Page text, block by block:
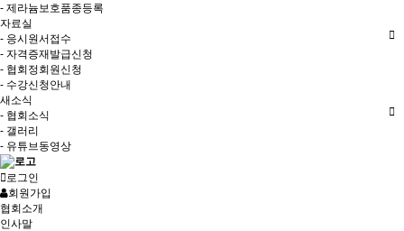
- 제라늄보호품종등록
자료실
- 응시원서접수
- 자격증재발급신청
- 협회정회원신청
- 수강신청안내
새소식
- 협회소식
- 갤러리
- 유튜브동영상
로그인
회원가입
협회소개
인사말